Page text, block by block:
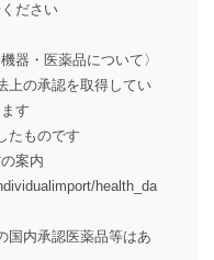
ださい
器・医薬品について〉
上の承認を取得してい
す
たものです
案内
health_da
国内承認医薬品等はあ